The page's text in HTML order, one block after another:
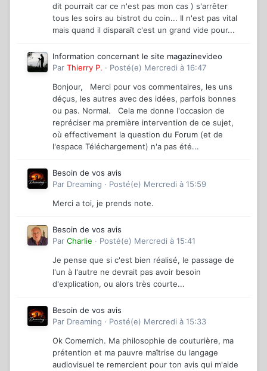
dit pourrait car ce n'est pas mon cas ) s'arrêter
tous les soirs au bistrot du coin... Il n'est pas vital
mais quand il disparaît c'est un grand vide pour...
Information concernant le site magazinevideo
Par Thierry P. · Posté(e) Mercredi à 16:47
Bonjour, Merci pour vos commentaires, les uns
déçus, les autres avec des idées, parfois bonnes
ou pas. Normal. Cela me donne l'occasion de
repréciser ma première intervention de ce sujet,
où effectivement la question du Forum (et de
l'espace Téléchargement) n'a pas été...
Besoin de vos avis
Par Dreaming · Posté(e) Mercredi à 15:59
Merci a toi, je prends note.
Besoin de vos avis
Par Charlie · Posté(e) Mercredi à 15:41
Je pense que si c'est bien réalisé, le passage de
l'un à l'autre ne devrait pas avoir besoin
d'explication, ou alors très courte...
Besoin de vos avis
Par Dreaming · Posté(e) Mercredi à 15:33
Ok Comemich. Ma philosophie de couturière, ma
prétention et ma pauvre maîtrise du langage
audiovisuel te remercient pour ton avis qui m'aide